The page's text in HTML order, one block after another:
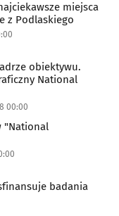
miejsca
z Podlaskiego
obiektywu.
National
00:00
"National
badania